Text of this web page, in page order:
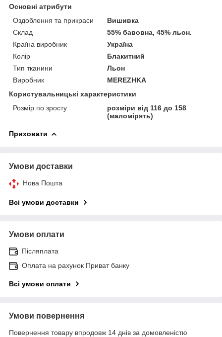
Основні атрибути
Оздоблення та прикраси
Вишивка
Склад
55% бавовна, 45% льон.
Країна виробник
Україна
Колір
Блакитний
Тип тканини
Льон
Виробник
MEREZHKA
Користувальницькі характеристики
Розмір по зросту
розміри від 116 до 158
(маломірять)
Приховати
Умови доставки
Нова Пошта
Всі умови доставки
Умови оплати
Післяплата
Оплата на рахунок Приват банку
Всі умови оплати
Умови повернення
Повернення товару впродовж 14 днів за домовленістю